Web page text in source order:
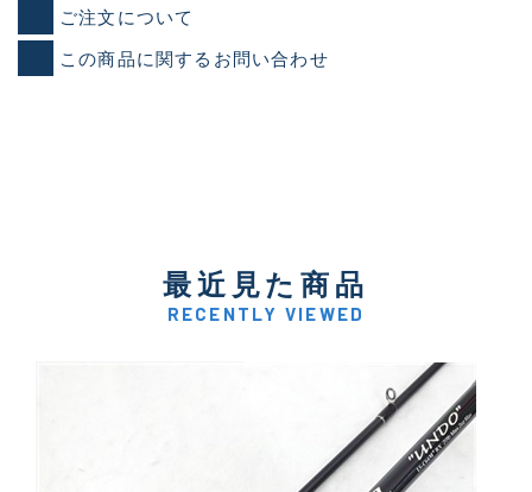
ご注文について
この商品に関するお問い合わせ
最近見た商品
RECENTLY VIEWED